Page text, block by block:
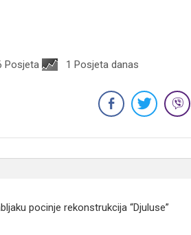
Posjeta 1 Posjeta danas
pocinje rekonstrukcija “Djuluse”